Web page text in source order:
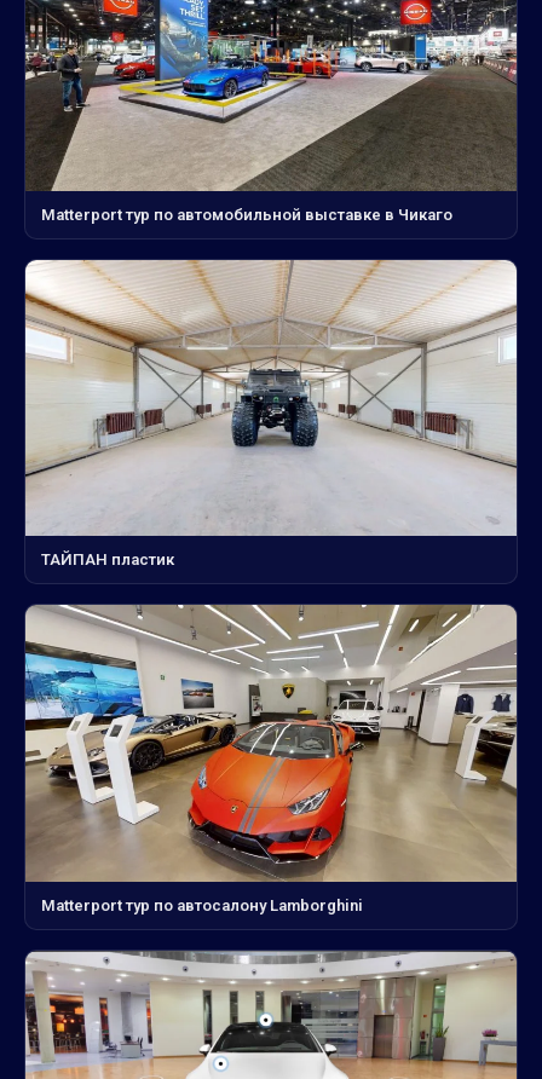
Matterport тур по автомобильной выставке в Чикаго
ТАЙПАН пластик
Matterport тур по автосалону Lamborghini